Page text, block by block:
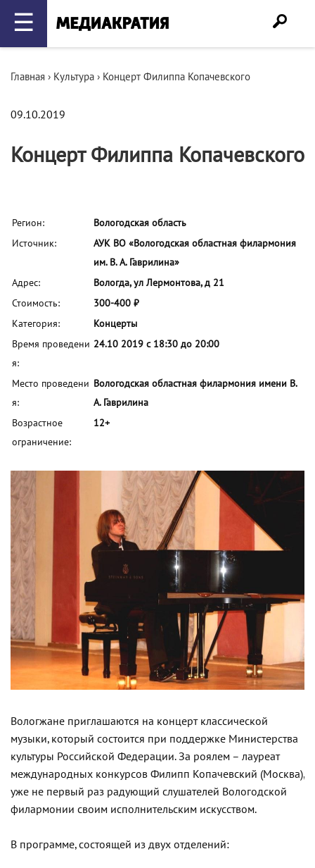
☰
Главная › Культура › Концерт Филиппа Копачевского
09.10.2019
Концерт Филиппа Копачевского
Регион:
Вологодская область
Источник:
АУК ВО «Вологодская областная филармония
им. В. А. Гаврилина»
Адрес:
Вологда, ул Лермонтова, д 21
Стоимость:
300-400 ₽
Категория:
Концерты
Время проведени
я:
24.10 2019 с 18:30 до 20:00
Место проведени
я:
Вологодская областная филармония имени В.
А. Гаврилина
Возрастное
ограничение:
12+
Вологжане приглашаются на концерт классической
музыки, который состоится при поддержке Министерства
культуры Российской Федерации. За роялем – лауреат
международных конкурсов Филипп Копачевский (Москва),
уже не первый раз радующий слушателей Вологодской
филармонии своим исполнительским искусством.
В программе, состоящей из двух отделений: